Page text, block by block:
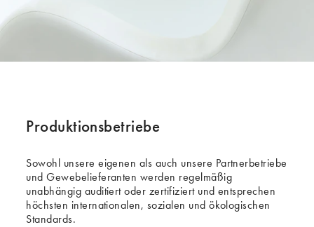
Produktionsbetriebe
Sowohl unsere eigenen als auch unsere Partnerbetriebe
und Gewebelieferanten werden regelmäßig
unabhängig auditiert oder zertifiziert und entsprechen
höchsten internationalen, sozialen und ökologischen
Standards.